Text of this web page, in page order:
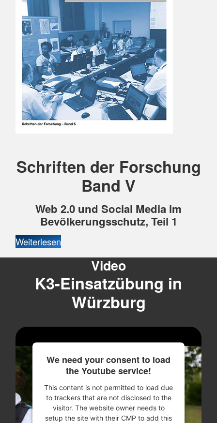
Schriften der Forschung
Band V
Web 2.0 und Social Media im
Bevölkerungsschutz, Teil 1
Weiterlesen
Video
K3-Einsatzübung in
Würzburg
We need your consent to load
the Youtube service!
This content is not permitted to load due
to trackers that are not disclosed to the
visitor. The website owner needs to
setup the site with their CMP to add this